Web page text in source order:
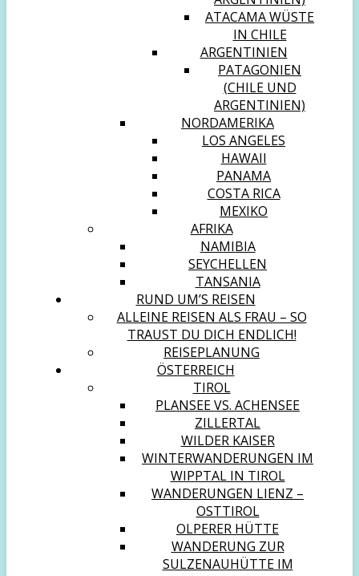
ATACAMA WÜSTE
IN CHILE
ARGENTINIEN
PATAGONIEN
(CHILE UND
ARGENTINIEN)
NORDAMERIKA
LOS ANGELES
HAWAII
PANAMA
COSTA RICA
MEXIKO
AFRIKA
NAMIBIA
SEYCHELLEN
TANSANIA
RUND UM’S REISEN
ALLEINE REISEN ALS FRAU – SO
TRAUST DU DICH ENDLICH!
REISEPLANUNG
ÖSTERREICH
TIROL
PLANSEE VS. ACHENSEE
ZILLERTAL
WILDER KAISER
WINTERWANDERUNGEN IM
WIPPTAL IN TIROL
WANDERUNGEN LIENZ –
OSTTIROL
OLPERER HÜTTE
WANDERUNG ZUR
SULZENAUHÜTTE IM